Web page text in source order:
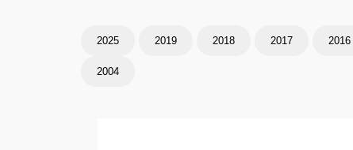
2025 2019 2018 2017 2016
2004